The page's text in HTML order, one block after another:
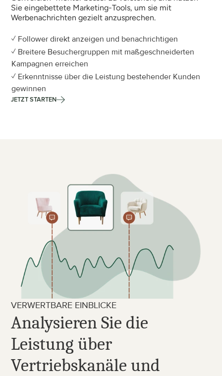
Sie eingebettete Marketing-Tools, um sie mit
Werbenachrichten gezielt anzusprechen.
✓ Follower direkt anzeigen und benachrichtigen
✓ Breitere Besuchergruppen mit maßgeschneiderten
Kampagnen erreichen
✓ Erkenntnisse über die Leistung bestehender Kunden
gewinnen
JETZT STARTEN
VERWERTBARE EINBLICKE
Analysieren Sie die
Leistung über
Vertriebskanäle und